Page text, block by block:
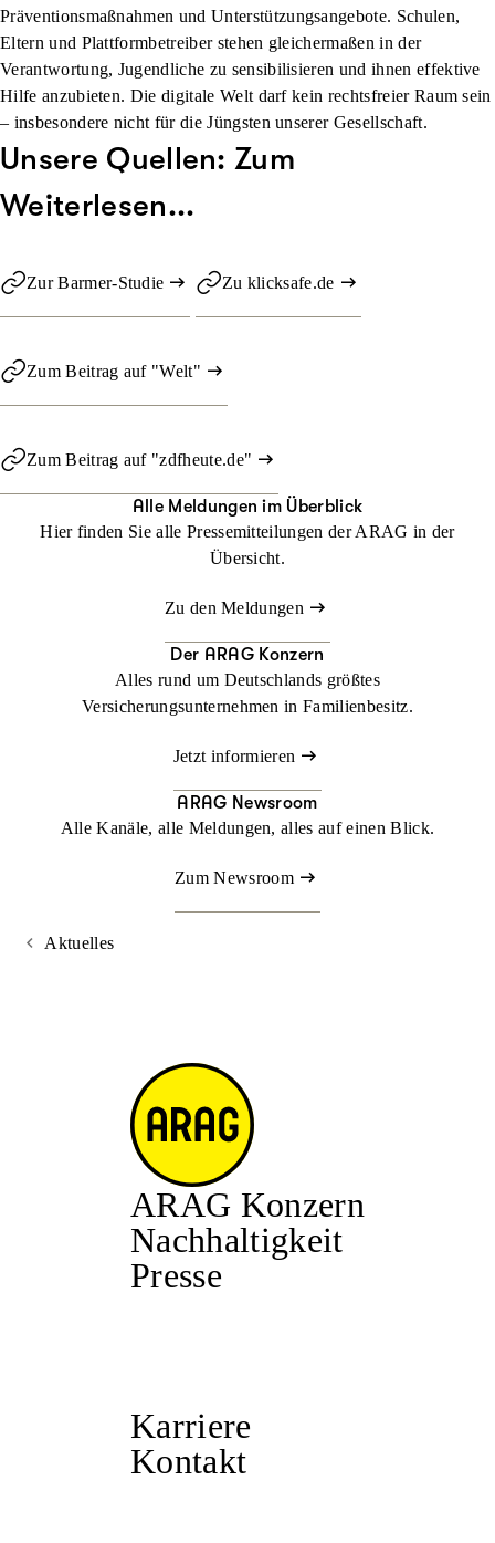
Präventionsmaßnahmen und Unterstützungsangebote. Schulen,
Eltern und Plattformbetreiber stehen gleichermaßen in der
Verantwortung, Jugendliche zu sensibilisieren und ihnen effektive
Hilfe anzubieten. Die digitale Welt darf kein rechtsfreier Raum sein
– insbesondere nicht für die Jüngsten unserer Gesellschaft.
Unsere Quellen: Zum
Weiterlesen...
Zur Barmer-Studie Zu klicksafe.de
Zum Beitrag auf "Welt"
Zum Beitrag auf "zdfheute.de"
Alle Meldungen im Überblick
Hier finden Sie alle Pressemitteilungen der ARAG in der
Übersicht.
Zu den Meldungen
Der ARAG Konzern
Alles rund um Deutschlands größtes
Versicherungsunternehmen in Familienbesitz.
Jetzt informieren
ARAG Newsroom
Alle Kanäle, alle Meldungen, alles auf einen Blick.
Zum Newsroom
Aktuelles
ARAG Konzern
Nachhaltigkeit
Presse
Karriere
Kontakt